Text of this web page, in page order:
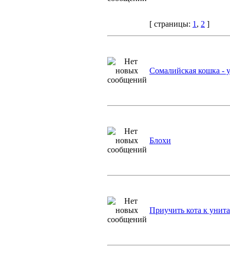
[ страницы: 1 , 2 ]
Сомалийская кошка - у
Блохи
Приучить кота к